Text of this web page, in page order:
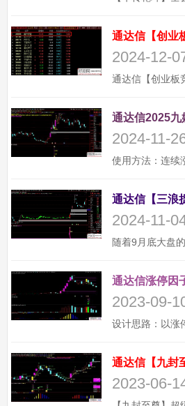
通达信【创业
2024-12-
通达信2025九
2024-11-
2024-11-
通达信涨停因
2023-09-
2023-06-